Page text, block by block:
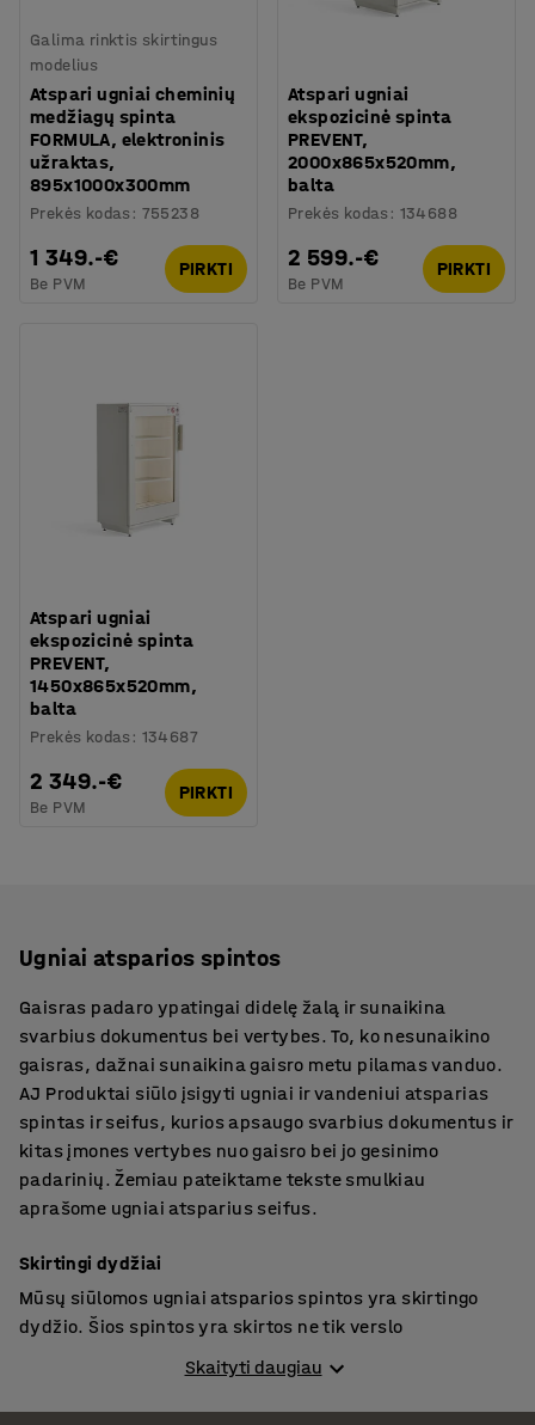
Galima rinktis skirtingus
modelius
Atspari ugniai cheminių
medžiagų spinta
FORMULA, elektroninis
užraktas,
895x1000x300mm
Prekės kodas : 755238
1 349.-€
Be PVM
PIRKTI
Atspari ugniai
ekspozicinė spinta
PREVENT,
2000x865x520mm,
balta
Prekės kodas : 134688
2 599.-€
Be PVM
PIRKTI
Atspari ugniai
ekspozicinė spinta
PREVENT,
1450x865x520mm,
balta
Prekės kodas : 134687
2 349.-€
Be PVM
PIRKTI
Ugniai atsparios spintos
Gaisras padaro ypatingai didelę žalą ir sunaikina
svarbius dokumentus bei vertybes. To, ko nesunaikino
gaisras, dažnai sunaikina gaisro metu pilamas vanduo.
AJ Produktai siūlo įsigyti ugniai ir vandeniui atsparias
spintas ir seifus, kurios apsaugo svarbius dokumentus ir
kitas įmones vertybes nuo gaisro bei jo gesinimo
padarinių. Žemiau pateiktame tekste smulkiau
aprašome ugniai atsparius seifus.
Skirtingi dydžiai
Mūsų siūlomos ugniai atsparios spintos yra skirtingo
dydžio. Šios spintos yra skirtos ne tik verslo
sutartis ir pan., bet ir prekybos centrams, degalinėms,
kompiuterinių detalių prekybinkams ir t.t. Spintų viduje
Skaityti daugiau